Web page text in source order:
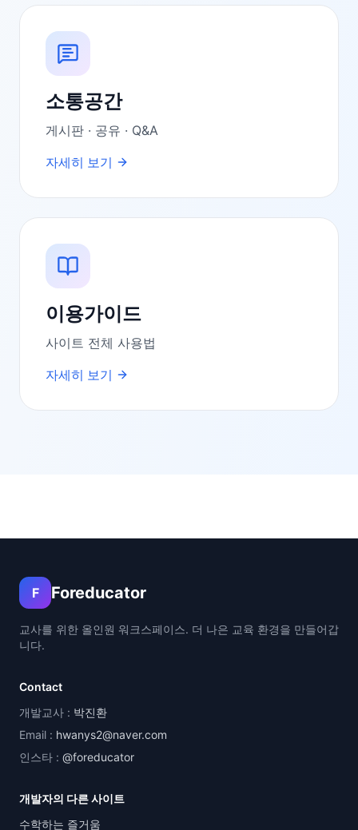
소통공간
게시판 · 공유 · Q&A
자세히 보기
이용가이드
사이트 전체 사용법
자세히 보기
F Foreducator
교사를 위한 올인원 워크스페이스. 더 나은 교육 환경을 만들어갑
니다.
Contact
개발교사 : 박진환
Email : hwanys2@naver.com
인스타 : @foreducator
개발자의 다른 사이트
수학하는 즐거움